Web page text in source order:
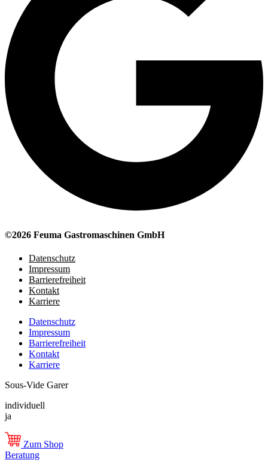
©2026 Feuma Gastromaschinen GmbH
Datenschutz
Impressum
Barrierefreiheit
Kontakt
Karriere
Datenschutz
Impressum
Barrierefreiheit
Kontakt
Karriere
Sous-Vide Garer
individuell
ja
Zum Shop
Beratung